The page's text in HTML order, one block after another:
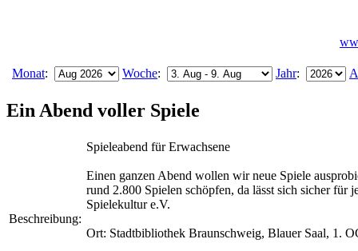
Monat: Woche: Jahr:
Ein Abend voller Spiele
Beschreibung
Spieleabend für Erwachsene
Einen ganzen Abend wollen wir neue Spiele
rund 2.800 Spielen schöpfen, da lässt sich sicher
Spielekultur e.V.
Ort: Stadtbibliothek Braunschweig, Blauer Saal, 1.